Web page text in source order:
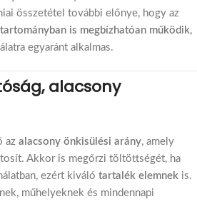
összetétel további előnye, hogy az
is megbízhatóan működik,
egyaránt alkalmas.
alacsony
az alacsony önkisülési arány, amely
Akkor is megőrzi töltöttségét, ha
ezért kiváló tartalék elemnek is.
műhelyeknek és mindennapi